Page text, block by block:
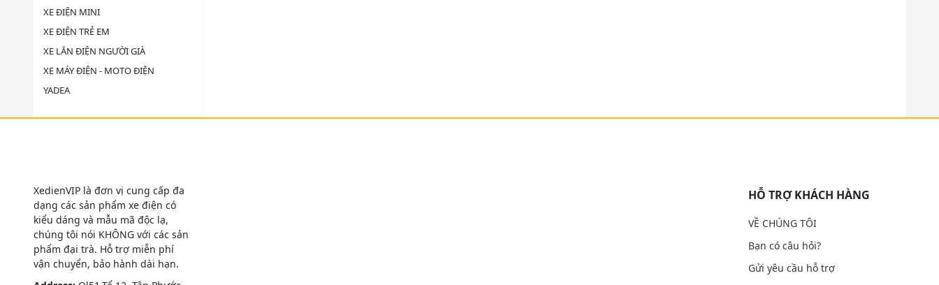
XE ĐIỆN MINI
XE ĐIỆN TRẺ EM
XE LĂN ĐIỆN NGƯỜI GIÀ
XE MÁY ĐIỆN - MOTO ĐIỆN
YADEA
XedienVIP là đơn vị cung cấp đa
dạng các sản phẩm xe điện có
kiểu dáng và mẫu mã độc lạ,
chúng tôi nói KHÔNG với các sản
phẩm đại trà. Hỗ trợ miễn phí
vận chuyển, bảo hành dài hạn.
HỖ TRỢ KHÁCH HÀNG
VỀ CHÚNG TÔI
Bạn có câu hỏi?
Gửi yêu cầu hỗ trợ